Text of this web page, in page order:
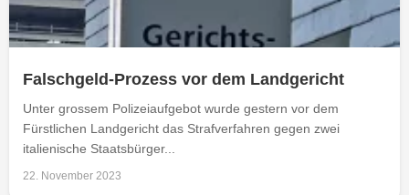
Falschgeld-Prozess vor dem Landgericht
Unter grossem Polizeiaufgebot wurde gestern vor dem
Fürstlichen Landgericht das Strafverfahren gegen zwei
italienische Staatsbürger...
22. November 2023